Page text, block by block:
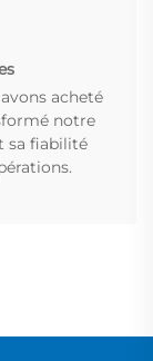
acheté
notre
sa fiabilité